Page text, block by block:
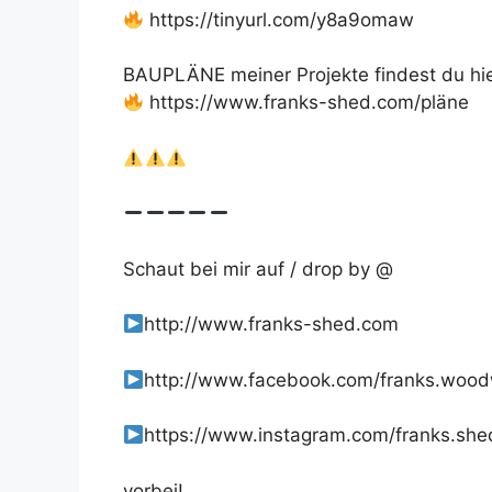
https://tinyurl.com/y8a9omaw
BAUPLÄNE meiner Projekte findest du
https://www.franks-shed.com/pläne
Schaut bei mir auf / drop by @
http://www.franks-shed.com
http://www.facebook.com/
https://www.instagram.com/